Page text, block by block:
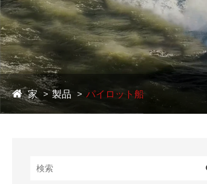
家 製品 パイロット船